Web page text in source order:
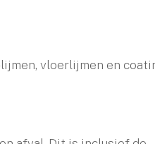
vloerlijmen en